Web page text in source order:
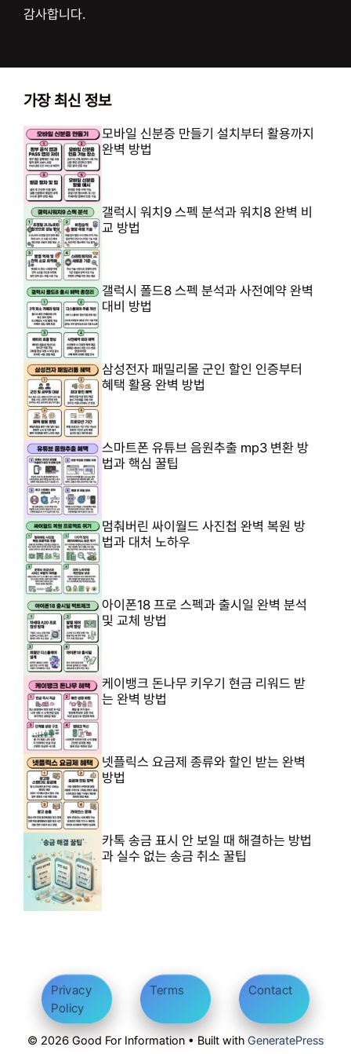
감사합니다.
가장 최신 정보
모바일 신분증 만들기 설치부터 활용까지
완벽 방법
갤럭시 워치9 스펙 분석과 워치8 완벽 비
교 방법
갤럭시 폴드8 스펙 분석과 사전예약 완벽
대비 방법
삼성전자 패밀리몰 군인 할인 인증부터
혜택 활용 완벽 방법
스마트폰 유튜브 음원추출 mp3 변환 방
법과 핵심 꿀팁
멈춰버린 싸이월드 사진첩 완벽 복원 방
법과 대처 노하우
아이폰18 프로 스펙과 출시일 완벽 분석
및 교체 방법
케이뱅크 돈나무 키우기 현금 리워드 받
는 완벽 방법
넷플릭스 요금제 종류와 할인 받는 완벽
방법
카톡 송금 표시 안 보일 때 해결하는 방법
과 실수 없는 송금 취소 꿀팁
© 2026 Good For Information • Built with GeneratePress
Privacy
Policy
Terms Contact